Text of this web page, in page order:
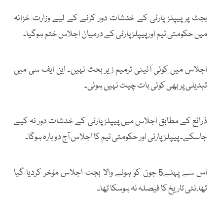
بجٹ پر پیپلز پارٹی کے خدشات دور کرنے کے لیے وزارت خزانہ
میں حکومتی ٹیم اور پیپلز پارٹی کے درمیان اجلاس ختم ہوگیا۔
اجلاس میں کوئی آئینی ترمیم زیر بحث نہیں۔ این ایف سی میں
تبدیلی پر بھی کوئی بات چیت نہیں ہوئی۔
ذرائع کے مطابق اجلاس میں پیپلزپارٹی کے خدشات دور نہ کیے
جاسکے۔ پیپلزپارٹی اور حکومتی ٹیم کا اجلاس آج دوبارہ ہوگا۔
اس سے پہلے5 جون کو ہونے والا بجٹ اجلاس مؤخر کردیا گیا
تھا،نئی تاریخ کا فیصلہ نہ ہوسکا تھا۔